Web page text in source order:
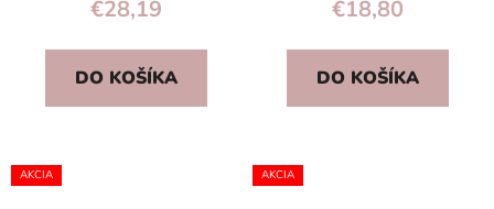
€28,19
DO KOŠÍKA
€18,80
DO KOŠÍKA
AKCIA AKCIA